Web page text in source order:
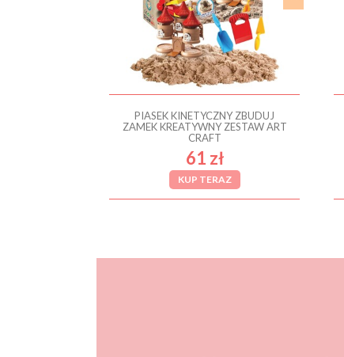
PIASEK KINETYCZNY ZBUDUJ
ZAMEK KREATYWNY ZESTAW ART
CRAFT
61 zł
KUP TERAZ